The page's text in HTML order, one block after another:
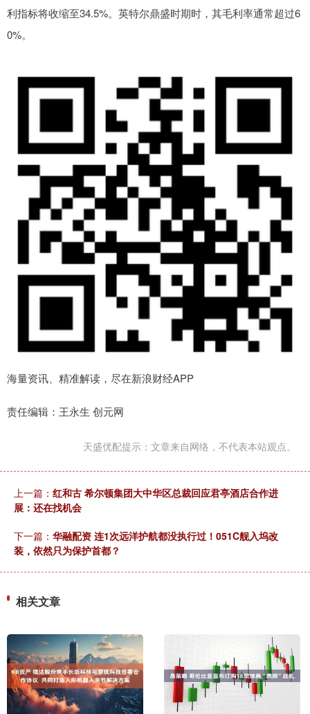
利指标将收缩至34.5%。英特尔鼎盛时期时，其毛利率通常超过6
0%。
海量资讯、精准解读，尽在新浪财经APP
责任编辑：王永生 创元网
天盛优配提示：文章来自网络，不代表本站观点。
上一篇： 红和古 希尔顿集团大中华区总裁回应君亭酒店合作进
展：还在找机会
下一篇： 华融配资 连1次远洋护航都没执行过！051C舰入坞改
装，依然只为保护首都？
相关文章